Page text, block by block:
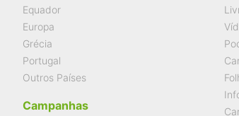
Equador
Europa
Grécia
Portugal
Outros Países
Campanhas